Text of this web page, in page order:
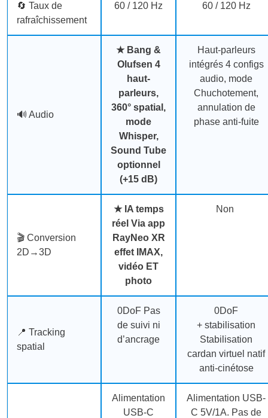
🔄 Taux de
rafraîchissement
60 / 120 Hz 60 / 120 Hz
🔊 Audio
★ Bang &
Olufsen 4
haut-
parleurs,
360° spatial,
mode
Whisper,
Sound Tube
optionnel
(+15 dB)
Haut-parleurs
intégrés 4 configs
audio, mode
Chuchotement,
annulation de
phase anti-fuite
🎬 Conversion
2D→3D
★ IA temps
réel Via app
RayNeo XR
effet IMAX,
vidéo ET
photo
Non
📍 Tracking
spatial
0DoF Pas
de suivi ni
d’ancrage
0DoF
+ stabilisation
Stabilisation
cardan virtuel natif
anti-cinétose
Alimentation
USB-C
Alimentation USB-
C 5V/1A. Pas de